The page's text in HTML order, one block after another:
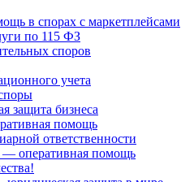
в спорах с маркетплейсами
по 115 ФЗ
споров
учета
защита бизнеса
помощь
ответственности
оперативная помощь